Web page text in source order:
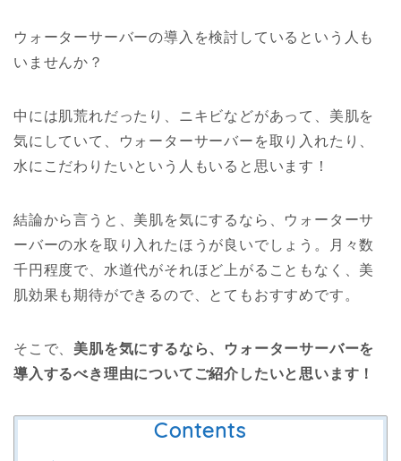
ウォーターサーバーの導入を検討しているという人も
いませんか？
中には肌荒れだったり、ニキビなどがあって、美肌を
気にしていて、ウォーターサーバーを取り入れたり、
水にこだわりたいという人もいると思います！
結論から言うと、美肌を気にするなら、ウォーターサ
ーバーの水を取り入れたほうが良いでしょう。月々数
千円程度で、水道代がそれほど上がることもなく、美
肌効果も期待ができるので、とてもおすすめです。
そこで、 美肌を気にするなら、ウォーターサーバーを
導入するべき理由についてご紹介したいと思います！
Contents